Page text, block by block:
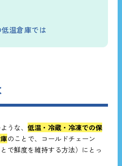
温倉庫では
うな、 低温・冷蔵・冷凍での保
のことで、コールドチェーン
で鮮度を維持する方法）にとっ